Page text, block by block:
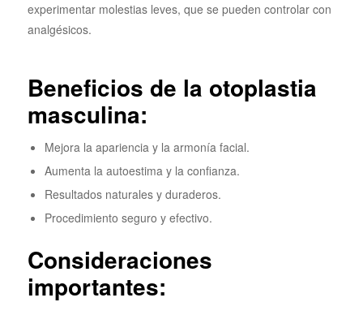
experimentar molestias leves, que se pueden controlar con
analgésicos.
Beneficios de la otoplastia
masculina:
Mejora la apariencia y la armonía facial.
Aumenta la autoestima y la confianza.
Resultados naturales y duraderos.
Procedimiento seguro y efectivo.
Consideraciones
importantes: